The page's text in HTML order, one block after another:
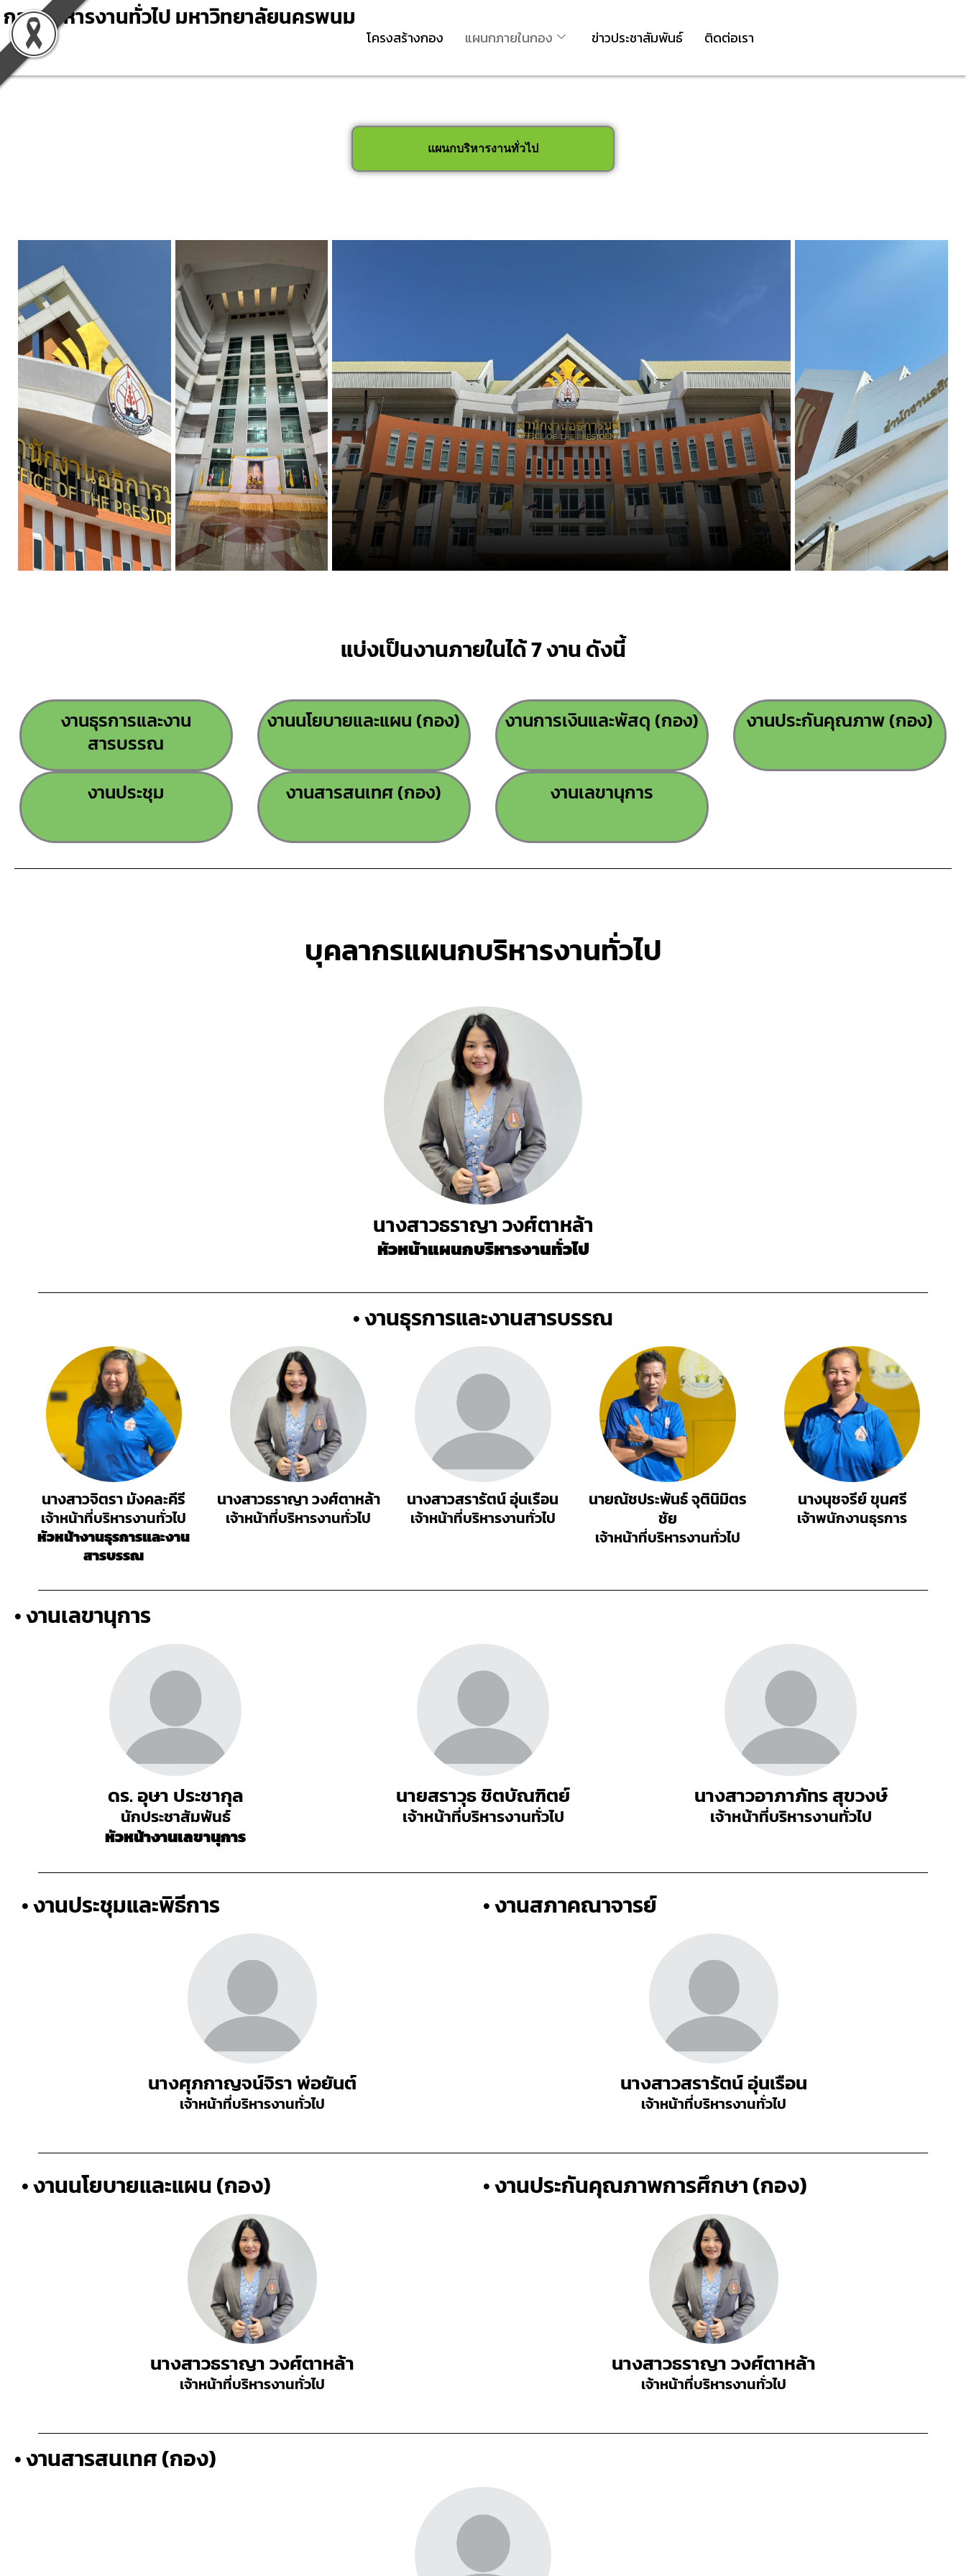
Skip
to
content
กองบริหารงานทั่วไป มหาวิทยาลัยนครพนม
โครงสร้างกอง แผนกภายในกอง ข่าวประชาสัมพันธ์ ติดต่อเรา
แผนกบริหารงานทั่วไป
แบ่งเป็นงานภายในได้ 7 งาน ดังนี้
งานธุรการและงาน
สารบรรณ
งานนโยบายและแผน (กอง) งานการเงินและพัสดุ (กอง) งานประกันคุณภาพ (กอง)
งานประชุม งานสารสนเทศ (กอง) งานเลขานุการ
บุคลากรแผนกบริหารงานทั่วไป
นางสาวธราญา วงศ์ตาหล้า
หัวหน้าแผนกบริหารงานทั่วไป
• งานธุรการและงานสารบรรณ
นางสาวจิตรา มังคละคีรี
เจ้าหน้าที่บริหารงานทั่วไป
หัวหน้างานธุรการและงาน
สารบรรณ
นางสาวธราญา วงศ์ตาหล้า
เจ้าหน้าที่บริหารงานทั่วไป
นางสาวสรารัตน์ อุ่นเรือน
เจ้าหน้าที่บริหารงานทั่วไป
นายณัชประพันธ์ จุตินิมิตร
ชัย
เจ้าหน้าที่บริหารงานทั่วไป
นางนุชจรีย์ ขุนศรี
เจ้าพนักงานธุรการ
• งานเลขานุการ
ดร. อุษา ประชากุล
นักประชาสัมพันธ์
หัวหน้างานเลขานุการ
นายสราวุธ ชิตบัณฑิตย์
เจ้าหน้าที่บริหารงานทั่วไป
นางสาวอาภาภัทร สุขวงษ์
เจ้าหน้าที่บริหารงานทั่วไป
• งานประชุมและพิธีการ
นางศุภกาญจน์จิรา พ่อยันต์
เจ้าหน้าที่บริหารงานทั่วไป
• งานสภาคณาจารย์
นางสาวสรารัตน์ อุ่นเรือน
เจ้าหน้าที่บริหารงานทั่วไป
• งานนโยบายและแผน (กอง)
นางสาวธราญา วงศ์ตาหล้า
เจ้าหน้าที่บริหารงานทั่วไป
• งานประกันคุณภาพการศึกษา (กอง)
นางสาวธราญา วงศ์ตาหล้า
เจ้าหน้าที่บริหารงานทั่วไป
• งานสารสนเทศ (กอง)